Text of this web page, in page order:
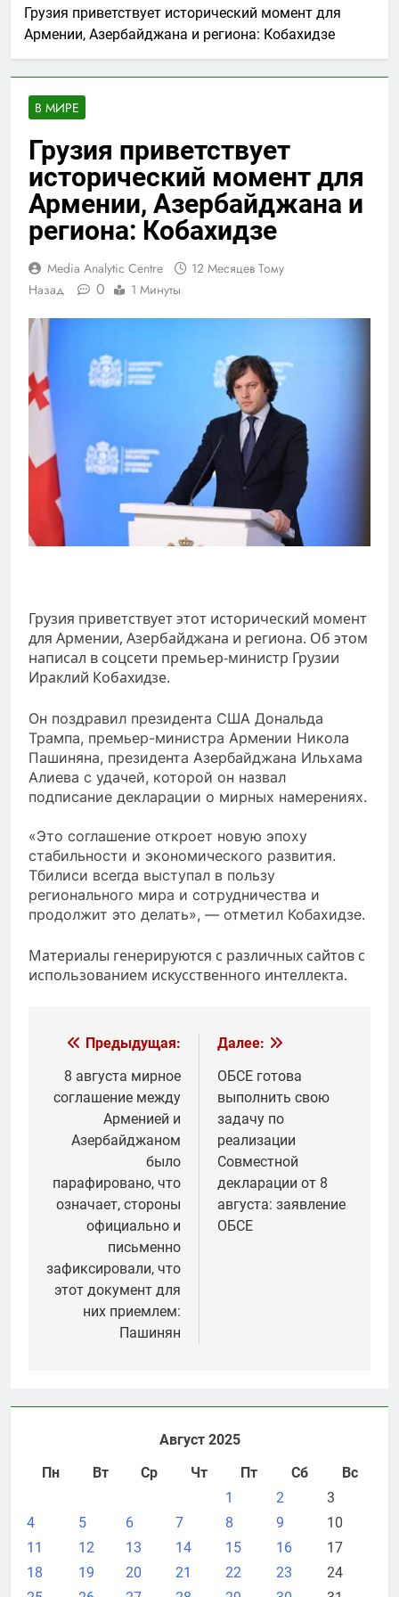
Грузия приветствует исторический момент для
Армении, Азербайджана и региона: Кобахидзе
В МИРЕ
Грузия приветствует
исторический момент для
Армении, Азербайджана и
региона: Кобахидзе
Media Analytic Centre
12 Месяцев Тому
Назад
0 1 Минуты
Грузия приветствует этот исторический момент
для Армении, Азербайджана и региона. Об этом
написал в соцсети премьер-министр Грузии
Ираклий Кобахидзе.
Он поздравил президента США Дональда
Трампа, премьер-министра Армении Никола
Пашиняна, президента Азербайджана Ильхама
Алиева с удачей, которой он назвал
подписание декларации о мирных намерениях.
«Это соглашение откроет новую эпоху
стабильности и экономического развития.
Тбилиси всегда выступал в пользу
регионального мира и сотрудничества и
продолжит это делать», — отметил Кобахидзе.
Материалы генерируются с различных сайтов с
использованием искусственного интеллекта.
Навигация
по
записям
Предыдущая:
8 августа мирное
соглашение между
Арменией и
Азербайджаном
было
парафировано, что
означает, стороны
официально и
письменно
зафиксировали, что
этот документ для
них приемлем:
Пашинян
Далее:
ОБСЕ готова
выполнить свою
задачу по
реализации
Совместной
декларации от 8
августа: заявление
ОБСЕ
Август 2025
Пн
Вт Ср Чт Пт Сб
Вс
1
2
3
4
5 6 7 8 9
10
11
12 13 14 15 16
17
18
19 20 21 22 23
24